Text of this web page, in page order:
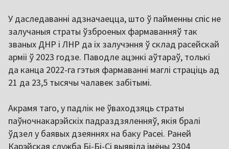
У даследаванні адзначаецца, што ў пайменны спіс не
залучаныя страты ўзброеных фармаванняў так
званых ДНР і ЛНР да іх залучэння ў склад расейскай
арміі ў 2023 годзе. Паводле ацэнкі аўтараў, толькі
да канца 2022-га гэтыя фармаванні маглі страціць ад
21 да 23,5 тысячы чалавек забітымі.
Акрамя таго, у падлік не ўваходзяць страты
паўночнакарэйскіх падраздзяленняў, якія бралі
ўдзел у баявых дзеяннях на баку Расеі. Раней
Карэйская служба Бі-Бі-Сі выявіла імёны 2304